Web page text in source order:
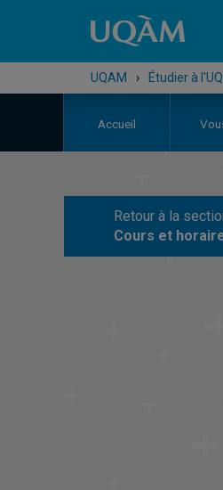
UQAM › Étudier à
Accueil
Retour à la
Cours et